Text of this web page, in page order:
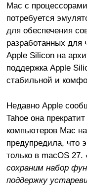
Mac с
потребуется
для обеспечения
разработанных для
Apple Silicon на
поддержка Apple
стабильной и
Недавно Apple
Tahoe она
компьютеров Mac
предупредила, что
только в macOS 27.
сохраним набор
поддержку